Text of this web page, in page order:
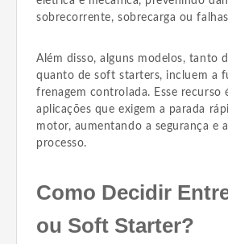
sobrecorrente, sobrecarga ou
Além disso, alguns modelos, tanto
quanto de soft starters, incluem a
frenagem controlada. Esse recurso
aplicações que exigem a parada
motor, aumentando a segurança e
processo.
Como Decidir
ou Soft Starter?